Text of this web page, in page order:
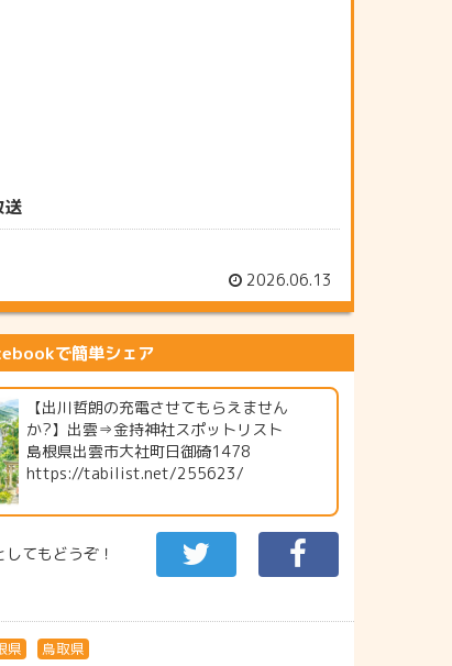
2026.06.13
で簡単シェア
【出川哲朗の充電させてもらえません
か?】出雲⇒金持神社スポットリスト
島根県出雲市大社町日御碕1478
https://tabilist.net/255623/
てもどうぞ！
県 鳥取県